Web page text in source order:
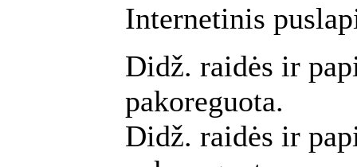
Internetinis
Didž. raidės ir
pakoreguota.
Didž. raidės ir